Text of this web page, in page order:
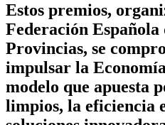
Estos premios,
Federación
Provincias, se
impulsar la
modelo que apuesta
limpios, la eficiencia